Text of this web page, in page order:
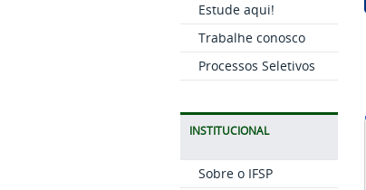
Estude aqui!
Trabalhe conosco
Processos Seletivos
INSTITUCIONAL
Sobre o IFSP